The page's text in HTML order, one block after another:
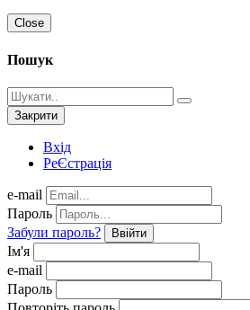
Close
Пошук
Закрити
Вхід
РеЄстрація
e-mail
Пароль
Забули пароль?
Ввійти
Ім'я
e-mail
Пароль